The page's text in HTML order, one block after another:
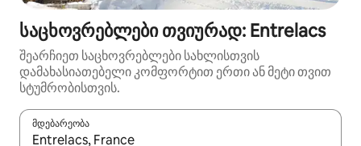
საცხოვრებლები თვიურად: Entrelacs
შეარჩიეთ საცხოვრებლები სახლისთვის
დამახასიათებელი კომფორტით ერთი ან მეტი თვით
სტუმრობისთვის.
მდებარეობა
როცა შედეგები ხელმისაწვდომი გახდება, ნავიგაციისთვის